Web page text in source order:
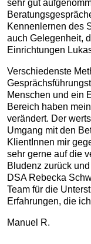
sehr gut
Kennenlernen des
auch Gelegenheit,
Einrichtungen
Verschiedenste
Menschen und ein
Bereich haben
verändert. Der
Umgang mit den
KlientInnen mir
sehr gerne auf die
Bludenz zurück
DSA Rebecka
Team für die
Erfahrungen, die
Manuel R.